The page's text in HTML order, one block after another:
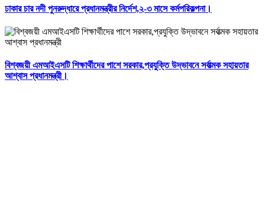
ঢাকার চার নদী পুনরুদ্ধারে প্রধানমন্ত্রীর নির্দেশ,২-৩ মাসে কর্মপরিকল্পনা।
বিশ্বজয়ী এমআইএসটি শিক্ষার্থীদের পাশে সরকার,প্রযুক্তি উদ্ভাবনে সর্বাত্মক সহায়তার
আশ্বাস প্রধানমন্ত্রী।